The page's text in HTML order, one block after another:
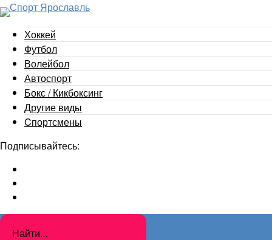
Хоккей
Футбол
Волейбол
Автоспорт
Бокс / Кикбоксинг
Другие виды
Cпортсмены
Подписывайтесь: